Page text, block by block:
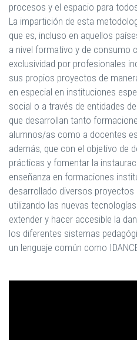
procesos y el espacio para
La impartición de esta
que es, incluso en aquellos
a nivel formativo y de consumo
exclusividad por profesionales
sus propios proyectos de
en especial en instituciones
social o a través de entidades
que desarrollan tanto
alumnos/as como a docentes
además, que con el objetivo de
prácticas y fomentar la
enseñanza en formaciones
desarrollado diversos proyectos
utilizando las nuevas
extender y hacer accesible la
los diferentes sistemas
un lenguaje común como